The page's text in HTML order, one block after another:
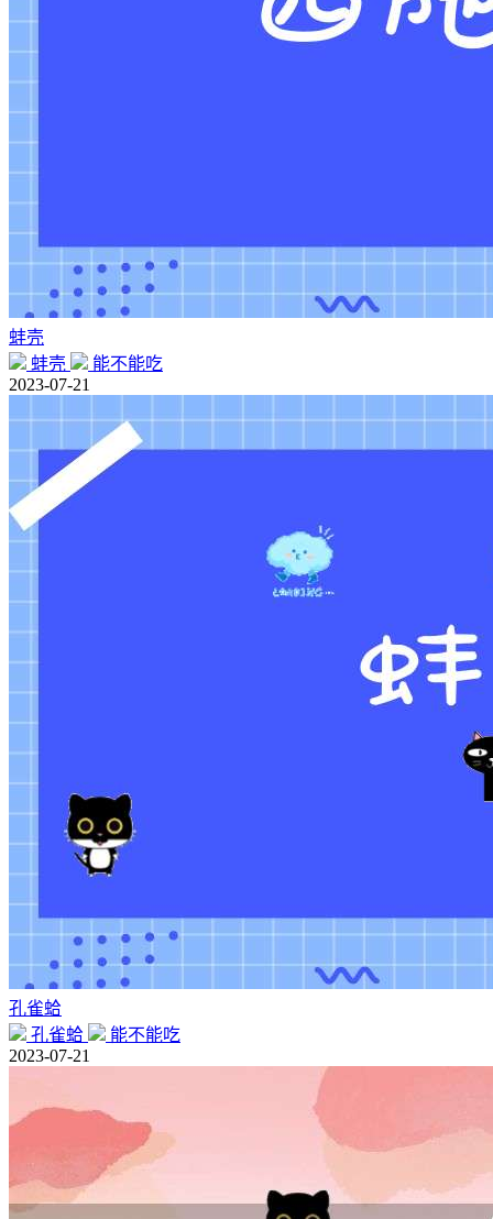
蚌壳
蚌壳
能不能吃
2023-07-21
孔雀蛤
孔雀蛤
能不能吃
2023-07-21